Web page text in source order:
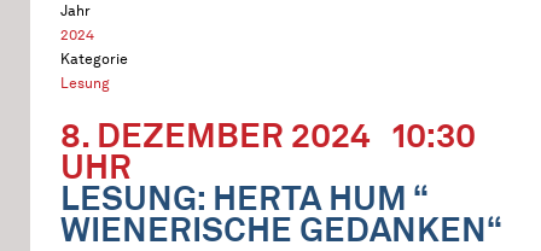
Jahr
2024
Kategorie
Lesung
8. DEZEMBER 2024 10:30
UHR
LESUNG: HERTA HUM “
WIENERISCHE GEDANKEN“